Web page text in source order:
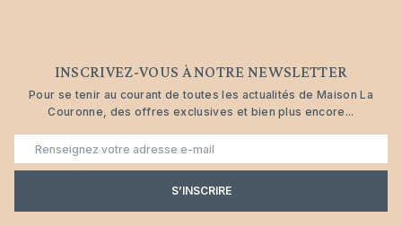
INSCRIVEZ-VOUS À NOTRE NEWSLETTER
Pour se tenir au courant de toutes les actualités de Maison La
Couronne, des offres exclusives et bien plus encore...
E-
S’INSCRIRE